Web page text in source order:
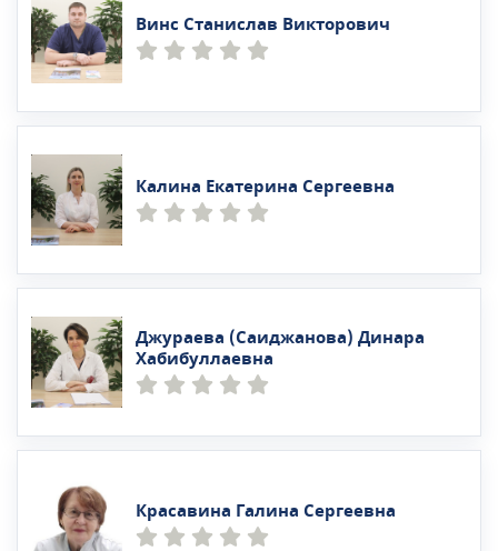
Винс Станислав Викторович
Калина Екатерина Сергеевна
Джураева (Саиджанова) Динара
Хабибуллаевна
Красавина Галина Сергеевна